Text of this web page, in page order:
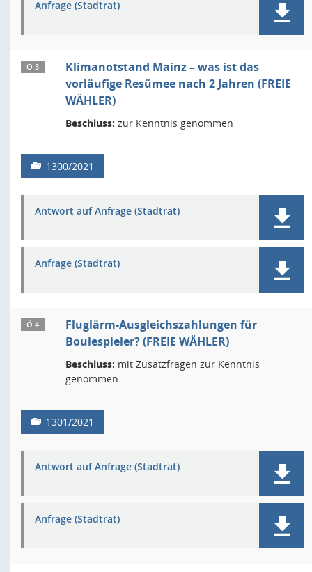
Anfrage (Stadtrat)
Ö 3
Klimanotstand Mainz – was ist das
vorläufige Resümee nach 2 Jahren (FREIE
WÄHLER)
Beschluss: zur Kenntnis genommen
1300/2021
Antwort auf Anfrage (Stadtrat)
Anfrage (Stadtrat)
Ö 4
Fluglärm-Ausgleichszahlungen für
Boulespieler? (FREIE WÄHLER)
Beschluss: mit Zusatzfragen zur Kenntnis
genommen
1301/2021
Antwort auf Anfrage (Stadtrat)
Anfrage (Stadtrat)